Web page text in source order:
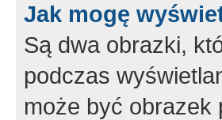
Jak mogę
Są dwa obrazki,
podczas
może być obrazek